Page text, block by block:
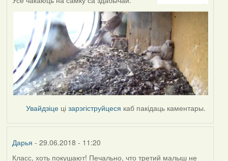
Увайдзіце цізарэгіструйцеся каб пакідаць каментары.
Дарья - 29.06.2018 - 11:20
Класс, хоть покушают! Печально, что третий малыш не